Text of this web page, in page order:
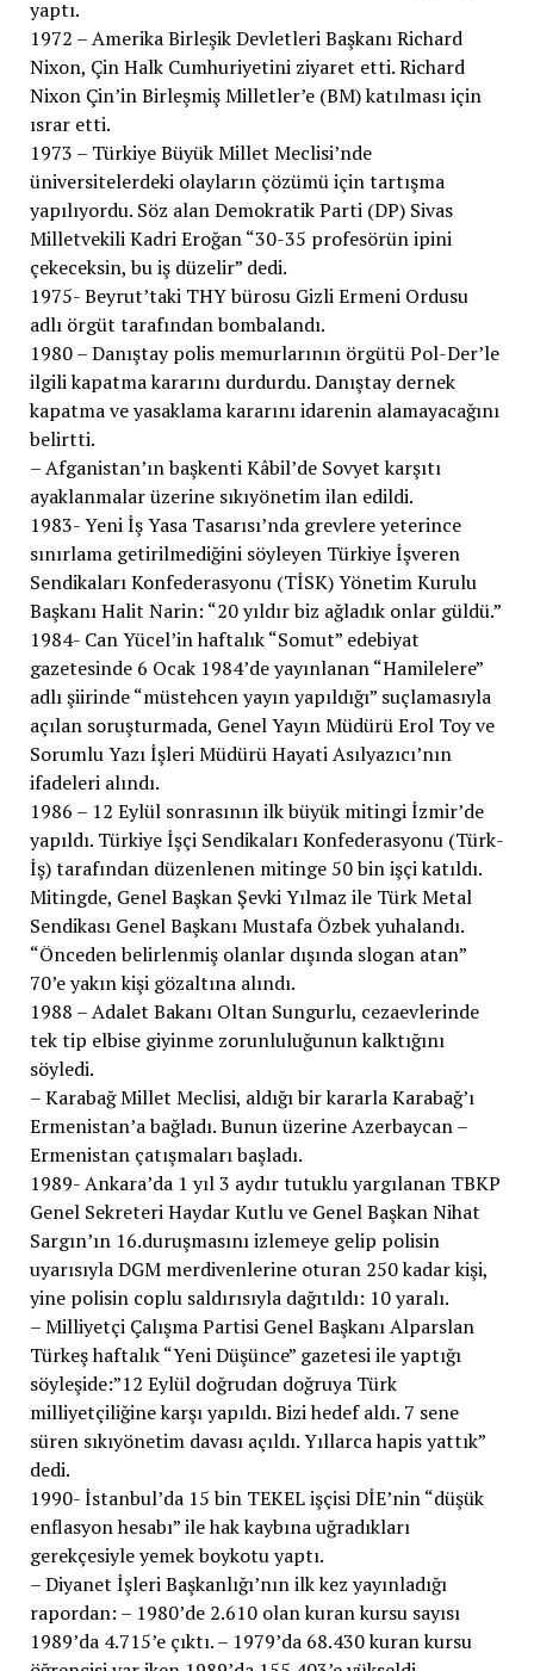
yaptı.
1972 – Amerika Birleşik Devletleri Başkanı Richard
Nixon, Çin Halk Cumhuriyetini ziyaret etti. Richard
Nixon Çin’in Birleşmiş Milletler’e (BM) katılması için
ısrar etti.
1973 – Türkiye Büyük Millet Meclisi’nde
üniversitelerdeki olayların çözümü için tartışma
yapılıyordu. Söz alan Demokratik Parti (DP) Sivas
Milletvekili Kadri Eroğan “30-35 profesörün ipini
çekeceksin, bu iş düzelir” dedi.
1975- Beyrut’taki THY bürosu Gizli Ermeni Ordusu
adlı örgüt tarafından bombalandı.
1980 – Danıştay polis memurlarının örgütü Pol-Der’le
ilgili kapatma kararını durdurdu. Danıştay dernek
kapatma ve yasaklama kararını idarenin alamayacağını
belirtti.
– Afganistan’ın başkenti Kâbil’de Sovyet karşıtı
ayaklanmalar üzerine sıkıyönetim ilan edildi.
1983- Yeni İş Yasa Tasarısı’nda grevlere yeterince
sınırlama getirilmediğini söyleyen Türkiye İşveren
Sendikaları Konfederasyonu (TİSK) Yönetim Kurulu
Başkanı Halit Narin: “20 yıldır biz ağladık onlar güldü.”
1984- Can Yücel’in haftalık “Somut” edebiyat
gazetesinde 6 Ocak 1984’de yayınlanan “Hamilelere”
adlı şiirinde “müstehcen yayın yapıldığı” suçlamasıyla
açılan soruşturmada, Genel Yayın Müdürü Erol Toy ve
Sorumlu Yazı İşleri Müdürü Hayati Asılyazıcı’nın
ifadeleri alındı.
1986 – 12 Eylül sonrasının ilk büyük mitingi İzmir’de
yapıldı. Türkiye İşçi Sendikaları Konfederasyonu (Türk-
İş) tarafından düzenlenen mitinge 50 bin işçi katıldı.
Mitingde, Genel Başkan Şevki Yılmaz ile Türk Metal
Sendikası Genel Başkanı Mustafa Özbek yuhalandı.
“Önceden belirlenmiş olanlar dışında slogan atan”
70’e yakın kişi gözaltına alındı.
1988 – Adalet Bakanı Oltan Sungurlu, cezaevlerinde
tek tip elbise giyinme zorunluluğunun kalktığını
söyledi.
– Karabağ Millet Meclisi, aldığı bir kararla Karabağ’ı
Ermenistan’a bağladı. Bunun üzerine Azerbaycan –
Ermenistan çatışmaları başladı.
1989- Ankara’da 1 yıl 3 aydır tutuklu yargılanan TBKP
Genel Sekreteri Haydar Kutlu ve Genel Başkan Nihat
Sargın’ın 16.duruşmasını izlemeye gelip polisin
uyarısıyla DGM merdivenlerine oturan 250 kadar kişi,
yine polisin coplu saldırısıyla dağıtıldı: 10 yaralı.
– Milliyetçi Çalışma Partisi Genel Başkanı Alparslan
Türkeş haftalık “Yeni Düşünce” gazetesi ile yaptığı
söyleşide:”12 Eylül doğrudan doğruya Türk
milliyetçiliğine karşı yapıldı. Bizi hedef aldı. 7 sene
süren sıkıyönetim davası açıldı. Yıllarca hapis yattık”
dedi.
1990- İstanbul’da 15 bin TEKEL işçisi DİE’nin “düşük
enflasyon hesabı” ile hak kaybına uğradıkları
gerekçesiyle yemek boykotu yaptı.
– Diyanet İşleri Başkanlığı’nın ilk kez yayınladığı
rapordan: – 1980’de 2.610 olan kuran kursu sayısı
1989’da 4.715’e çıktı. – 1979’da 68.430 kuran kursu